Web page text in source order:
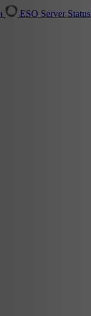
ESO Server Status